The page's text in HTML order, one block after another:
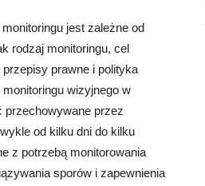
jest zależne od
rodzaj monitoringu, cel
prawne i polityka
wizyjnego w
przechowywane przez
od kilku dni do kilku
z potrzebą monitorowania
sporów i zapewnienia